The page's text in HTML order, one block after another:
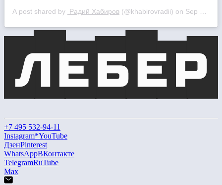
A post shared by Радий Хабиров (@khabirovradii) on Sep 12, 2020 at 6:08am PDT
+7 495 532-94-11
Instagram*YouTube
ДзенPinterest
WhatsAppВКонтакте
TelegramRuTube
Max